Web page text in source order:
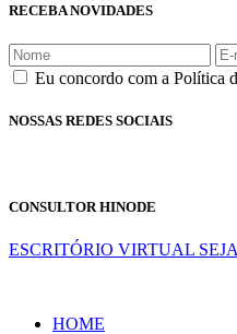
RECEBA NOVIDADES
Eu concordo com a Política
NOSSAS REDES SOCIAIS
CONSULTOR HINODE
ESCRITÓRIO VIRTUAL
HOME